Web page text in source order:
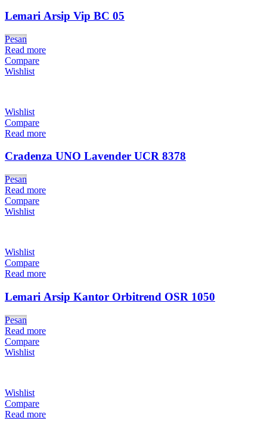
Lemari Arsip Vip BC 05
Pesan
Read more
Compare
Wishlist
Wishlist
Compare
Read more
Cradenza UNO Lavender UCR 8378
Pesan
Read more
Compare
Wishlist
Wishlist
Compare
Read more
Lemari Arsip Kantor Orbitrend OSR 1050
Pesan
Read more
Compare
Wishlist
Wishlist
Compare
Read more